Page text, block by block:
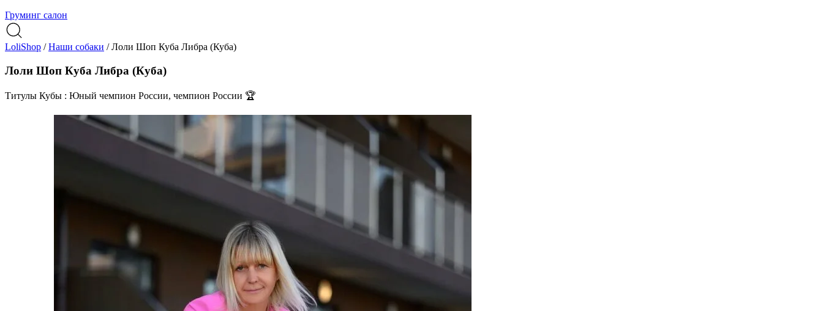
Груминг салон
LoliShop /Наши собаки /Лоли Шоп Куба Либра (Куба)
Лоли Шоп Куба Либра (Куба)
Титулы Кубы : Юный чемпион России, чемпион России 🏆